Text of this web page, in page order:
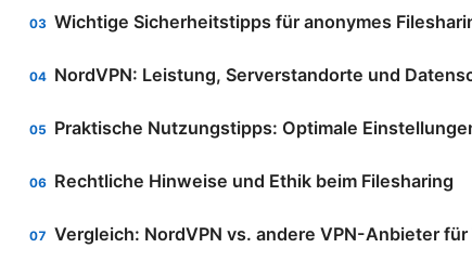
Wichtige Sicherheitstipps für anonymes
NordVPN: Leistung, Serverstandorte und
Praktische Nutzungstipps: Optimale
Rechtliche Hinweise und Ethik beim Filesharing
Vergleich: NordVPN vs. andere VPN-Anbieter